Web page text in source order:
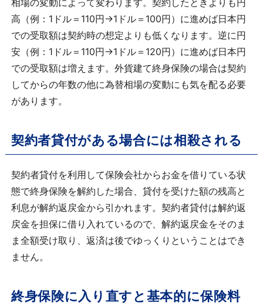
相場の変動によって変わります。契約したときよりも円
高（例：1ドル＝110円→1ドル＝100円）に進めば日本円
での受取額は契約時の想定よりも低くなります。逆に円
安（例：1ドル＝110円→1ドル＝120円）に進めば日本円
での受取額は増えます。外貨建て終身保険の場合は契約
してからの年数の他に為替相場の変動にも気を配る必要
があります。
契約者貸付がある場合には相殺される
契約者貸付を利用して保険会社からお金を借りている状
態で終身保険を解約した場合、貸付を受けた額の残高と
利息が解約返戻金から引かれます。契約者貸付は解約返
戻金を担保に借り入れているので、解約返戻金をそのま
ま全額受け取り、返済は後でゆっくりということはでき
ません。
終身保険に入り直すと基本的に保険料